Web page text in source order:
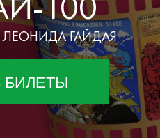
ГАЙДАЯ
БИЛЕТЫ